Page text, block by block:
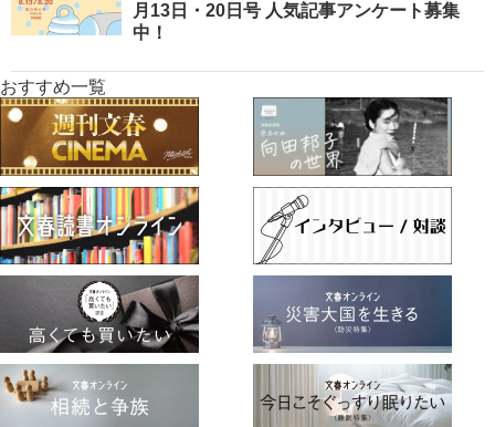
月13日・20日号 人気記事アンケート募集
中！
おすすめ一覧